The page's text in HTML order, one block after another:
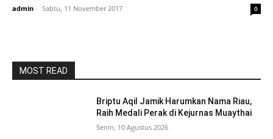
admin - Sabtu, 11 November 2017 0
MOST READ
Briptu Aqil Jamik Harumkan Nama Riau,
Raih Medali Perak di Kejurnas Muaythai
Senin, 10 Agustus 2026